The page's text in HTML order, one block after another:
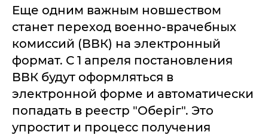
Еще одним важным новшеством
станет переход военно-врачебных
комиссий (ВВК) на электронный
формат. С 1 апреля постановления
ВВК будут оформляться в
электронной форме и автоматически
попадать в реестр "Оберіг". Это
упростит и процесс получения